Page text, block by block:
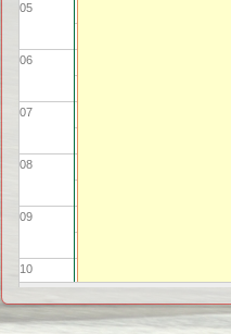
05
06
07
08
09
10
11